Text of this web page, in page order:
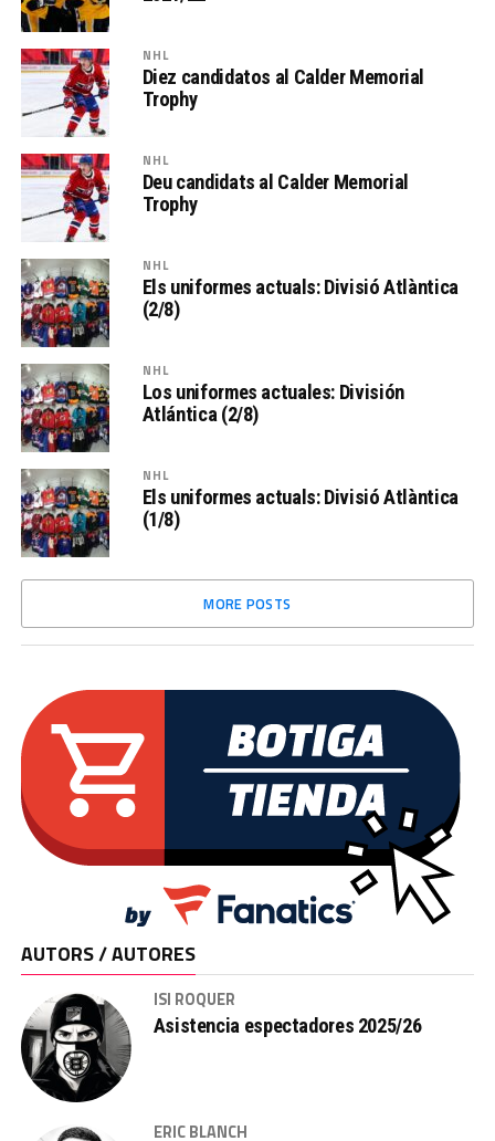
NHL
Diez candidatos al Calder Memorial
Trophy
NHL
Deu candidats al Calder Memorial
Trophy
NHL
Els uniformes actuals: Divisió Atlàntica
(2/8)
NHL
Los uniformes actuales: División
Atlántica (2/8)
NHL
Els uniformes actuals: Divisió Atlàntica
(1/8)
MORE POSTS
AUTORS / AUTORES
ISI ROQUER
Asistencia espectadores 2025/26
ERIC BLANCH